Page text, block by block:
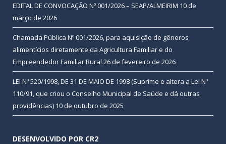
EDITAL DE CONVOCAÇÃO Nº 001/2026 – SEAP/ALMEIRIM 10 de
março de 2026
Chamada Pública Nº 001/2026, para aquisição de gêneros
alimentícios diretamente da Agricultura Familiar e do
Empreendedor Familiar Rural 26 de fevereiro de 2026
LEI Nº 520/1998, DE 31 DE MAIO DE 1998 (Suprime e altera a Lei Nº
110/91, que criou o Conselho Municipal de Saúde e dá outras
providências) 10 de outubro de 2025
DESENVOLVIDO POR CR2